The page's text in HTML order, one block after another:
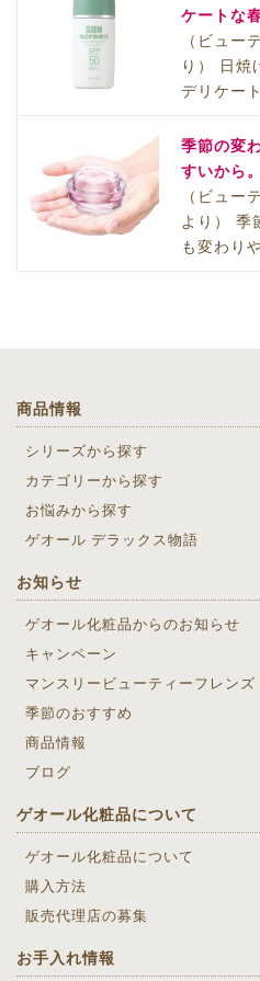
ケートな
（ビュー
り） 日焼
デリケー
季節の変
すいから。
（ビュー
より） 季
も変わり
商品情報
シリーズから探す
カテゴリーから探す
お悩みから探す
ゲオール デラックス物語
お知らせ
ゲオール化粧品からのお知らせ
キャンペーン
マンスリービューティーフレンズ
季節のおすすめ
商品情報
ブログ
ゲオール化粧品について
ゲオール化粧品について
購入方法
販売代理店の募集
お手入れ情報